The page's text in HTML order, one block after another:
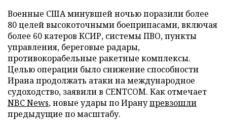
Военные США минувшей ночью поразили более
80 целей высокоточными боеприпасами, включая
более 60 катеров КСИР, системы ПВО, пункты
управления, береговые радары,
противокорабельные ракетные комплексы.
Целью операции было снижение способности
Ирана продолжать атаки на международное
судоходство, заявили в CENTCOM. Как отмечает
NBC News, новые удары по Иранупревзошли
предыдущие по масштабу.